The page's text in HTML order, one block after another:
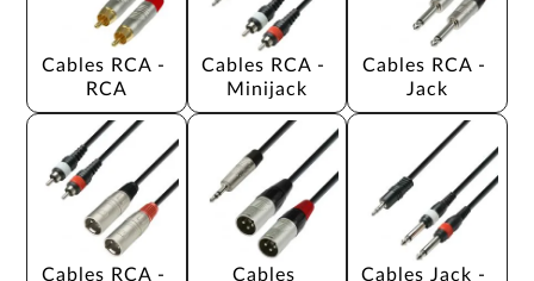
Cables RCA -
RCA
Cables RCA -
Minijack
Cables RCA -
Jack
Cables RCA -
Cables
Cables Jack -